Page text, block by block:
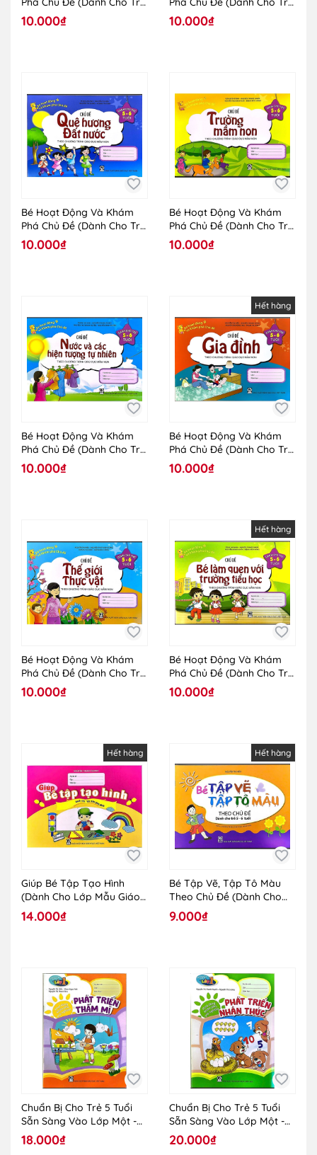
5 - 6 Tuổi) - Chủ Đề Bản
Thân
10.000₫
5 - 6 Tuổi) - Chủ Đề Nghề
Nghiệp
10.000₫
Bé Hoạt Động Và Khám
Phá Chủ Đề (Dành Cho Trẻ
5 - 6 Tuổi) - Chủ Đề Quê
Hương Đất Nước
10.000₫
Bé Hoạt Động Và Khám
Phá Chủ Đề (Dành Cho Trẻ
5 - 6 Tuổi) - Chủ Đề Trường
Mầm Non
10.000₫
Bé Hoạt Động Và Khám
Phá Chủ Đề (Dành Cho Trẻ
5 - 6 Tuổi) - Chủ Đề Nước
Và Các Hiện Tượng Tự
10.000₫
Hết hàng
Bé Hoạt Động Và Khám
Phá Chủ Đề (Dành Cho Trẻ
5 - 6 Tuổi) - Chủ Đề Gia
Đình
10.000₫
Bé Hoạt Động Và Khám
Phá Chủ Đề (Dành Cho Trẻ
5 - 6 Tuổi) - Chủ Đề Thế
Giới Thực Vật
10.000₫
Hết hàng
Bé Hoạt Động Và Khám
Phá Chủ Đề (Dành Cho Trẻ
5 - 6 Tuổi) - Chủ Đề Bé
Làm Quen Với Trường Tiểu
10.000₫
Hết hàng
Giúp Bé Tập Tạo Hình
(Dành Cho Lớp Mẫu Giáo
Ghép)
14.000₫
Hết hàng
Bé Tập Vẽ, Tập Tô Màu
Theo Chủ Đề (Dành Cho
Trẻ 5 - 6 Tuổi)
9.000₫
Chuẩn Bị Cho Trẻ 5 Tuổi
Sẵn Sàng Vào Lớp Một -
Hoạt Động Khám Phá, Trải
Nghiệm - Phát Triển Thẩm
18.000₫
Chuẩn Bị Cho Trẻ 5 Tuổi
Sẵn Sàng Vào Lớp Một -
Hoạt Động Khám Phá, Trải
Nghiệm - Phát Triển Nhận
20.000₫